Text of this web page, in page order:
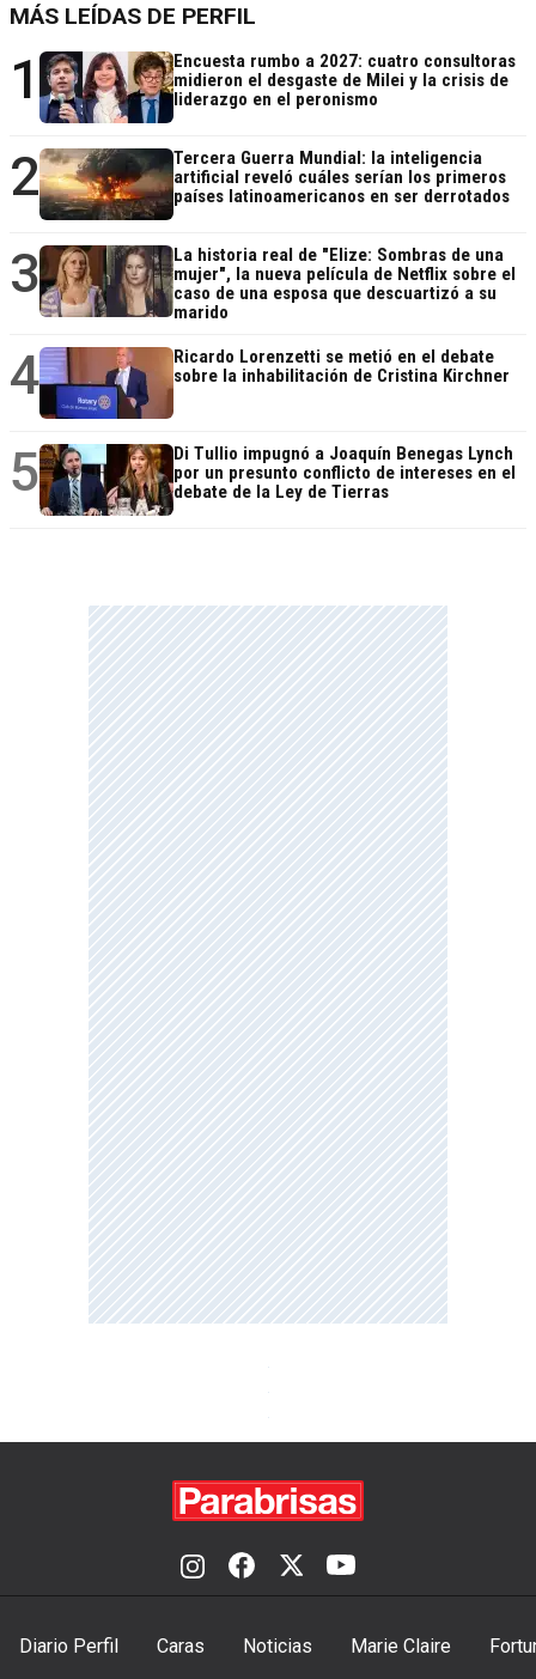
MÁS LEÍDAS DE PERFIL
1
Encuesta rumbo a 2027: cuatro consultoras
midieron el desgaste de Milei y la crisis de
liderazgo en el peronismo
2
Tercera Guerra Mundial: la inteligencia
artificial reveló cuáles serían los primeros
países latinoamericanos en ser derrotados
3
La historia real de "Elize: Sombras de una
mujer", la nueva película de Netflix sobre el
caso de una esposa que descuartizó a su
marido
4
Ricardo Lorenzetti se metió en el debate
sobre la inhabilitación de Cristina Kirchner
5
Di Tullio impugnó a Joaquín Benegas Lynch
por un presunto conflicto de intereses en el
debate de la Ley de Tierras
Diario Perfil Caras Noticias Marie Claire